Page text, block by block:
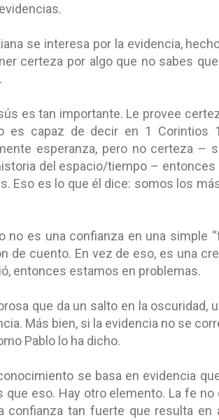
se interesa por la evidencia,
certeza por algo que no sabes
es tan importante. Le provee
es capaz de decir en 1 Corintios
esperanza, pero no certeza –
del espacio/tiempo –
Eso es lo que él dice: somos los
no es una confianza en una simple
de cuento. En vez de eso, es una
entonces estamos en problemas.
que da un salto en la oscuridad,
Más bien, si la evidencia no se
Pablo lo ha dicho.
se basa en evidencia
eso. Hay otro elemento. La fe
confianza tan fuerte que resulta en